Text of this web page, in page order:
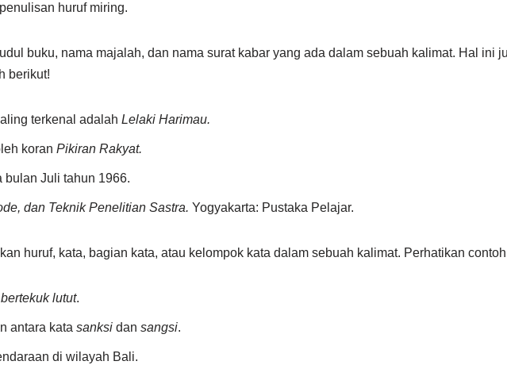
huruf miring.
buku, nama majalah, dan nama surat kabar yang ada dalam sebuah kalimat. Hal ini
berikut!
terkenal adalah Lelaki Harimau.
koran Pikiran Rakyat.
bulan Juli tahun 1966.
dan Teknik Penelitian Sastra. Yogyakarta: Pustaka Pelajar.
huruf, kata, bagian kata, atau kelompok kata dalam sebuah kalimat. Perhatikan
bertekuk lutut.
antara kata sanksi dan sangsi.
di wilayah Bali.